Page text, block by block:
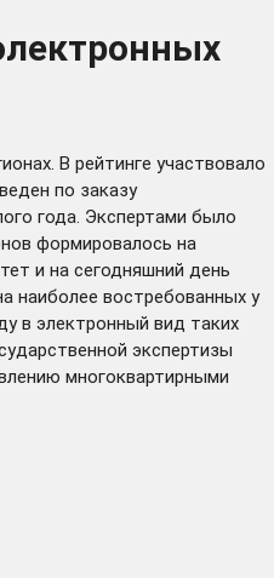
В рейтинге участвовало
по заказу
года. Экспертами было
формировалось на
и на сегодняшний день
наиболее востребованных у
в электронный вид таких
экспертизы
многоквартирными